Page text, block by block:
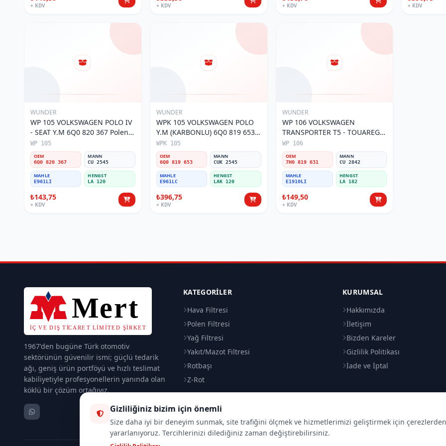
+ KDV + KDV + KDV + KDV
WUNDER
WP 105 VOLKSWAGEN POLO IV
- SEAT Y.M 6Q0 820 367 Polen
Filtresi
WP 105
OEM
6Q0 820 367
MANN
CU 2545
MAHLE
E961LI
HENGST
LA 120
₺143,75
+ KDV
WUNDER
WPK 105 VOLKSWAGEN POLO
Y.M (KARBONLU) 6Q0 819 653
Polen Filtresi
WPK 105
OEM
6Q0 819 653
MANN
CUK 2545
MAHLE
E961LC
HENGST
LAK 120
₺396,75
+ KDV
WUNDER
WP 106 VOLKSWAGEN
TRANSPORTER T5 - TOUAREG
7H0 819 631 Polen Filtresi
WP 106
OEM
7H0 819 631
MANN
CU 2842
MAHLE
E1910LI
HENGST
LA 182
₺149,50
+ KDV
1967'den bugüne Türk otomotiv
sektörünün güvenilir ismi; güçlü tedarik
ağı, geniş ürün portföyü ve hızlı teslimat
kabiliyetiyle profesyonellerin yanında olan
köklü bir çözüm ortağıyız.
KATEGORILER
Hava Filtresi
Polen Filtresi
Yağ Filtresi
Yakıt/Mazot Filtresi
Rotbaşı
Z-Rot
KURUMSAL
Hakkımızda
İletişim
Bizden Kareler
Gizlilik Politikası
İade ve İptal
Gizliliğiniz bizim için önemli
Size daha iyi bir deneyim sunmak, site trafiğini ölçmek ve hizmetlerimizi geliştirmek için çerezlerden
yararlanıyoruz. Tercihlerinizi dilediğiniz zaman değiştirebilirsiniz.